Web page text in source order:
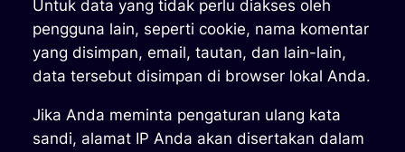
Untuk data yang tidak perlu diakses oleh
pengguna lain, seperti cookie, nama komentar
yang disimpan, email, tautan, dan lain-lain,
data tersebut disimpan di browser lokal Anda.
Jika Anda meminta pengaturan ulang kata
sandi, alamat IP Anda akan disertakan dalam